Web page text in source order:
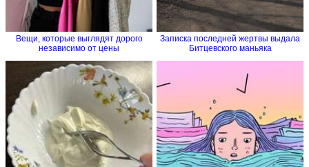
Вещи, которые выглядят дорого
независимо от цены
Записка последней жертвы выдала
Битцевского маньяка